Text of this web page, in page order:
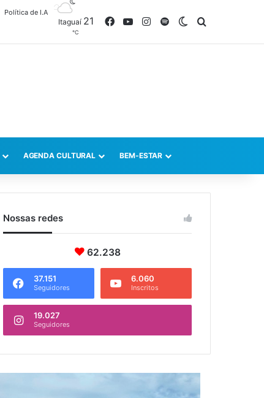
Política de I.A
Itaguaí 21
℃
FacebookYouTubeInstagram
SpotifySwitch skin
AGENDA CULTURAL BEM-ESTAR
Nossas redes
62.238
37.151
Seguidores
6.060
Inscritos
19.027
Seguidores